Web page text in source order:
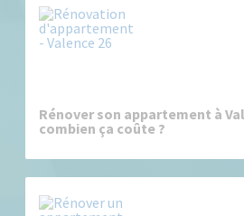
Rénover son appartement à
combien ça coûte ?